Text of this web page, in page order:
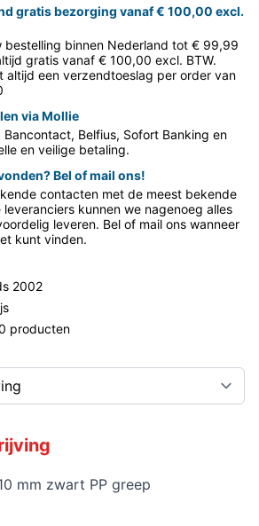
gratis bezorging vanaf € 100,00 excl.
bestelling binnen Nederland tot € 99,99
gratis vanaf € 100,00 excl. BTW.
altijd een verzendtoeslag per order van
via Mollie
Bancontact, Belfius, Sofort Banking en
en veilige betaling.
Bel of mail ons!
contacten met de meest bekende
kunnen we nagenoeg alles
leveren. Bel of mail ons wanneer
kunt vinden.
2002
producten
mm zwart PP greep